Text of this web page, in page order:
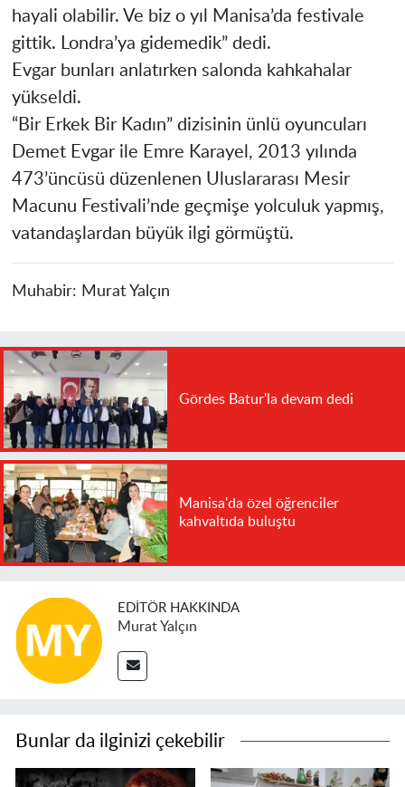
hayali olabilir. Ve biz o yıl Manisa’da festivale
gittik. Londra’ya gidemedik” dedi.
Evgar bunları anlatırken salonda kahkahalar
yükseldi.
“Bir Erkek Bir Kadın” dizisinin ünlü oyuncuları
Demet Evgar ile Emre Karayel, 2013 yılında
473’üncüsü düzenlenen Uluslararası Mesir
Macunu Festivali’nde geçmişe yolculuk yapmış,
vatandaşlardan büyük ilgi görmüştü.
Muhabir: Murat Yalçın
Gördes Batur'la devam dedi
Manisa'da özel öğrenciler
kahvaltıda buluştu
EDITÖR HAKKINDA
Murat Yalçın
Bunlar da ilginizi çekebilir